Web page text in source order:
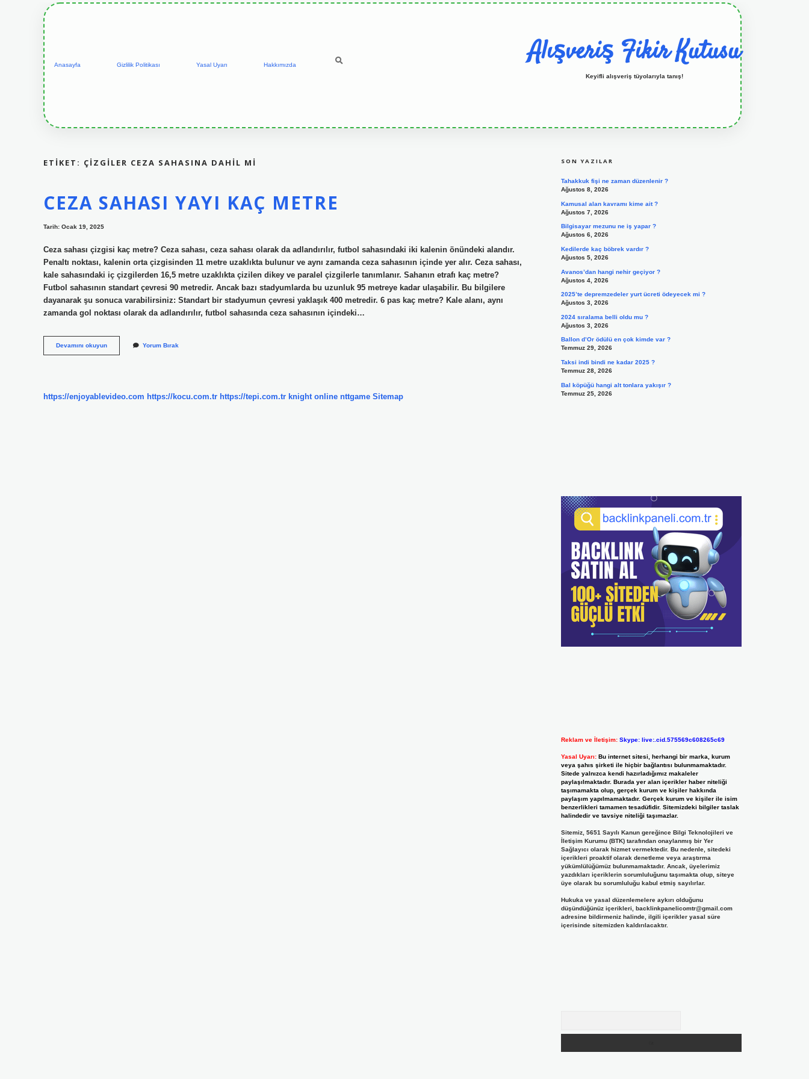
Anasayfa Gizlilik Politikası Yasal Uyarı Hakkımızda Alışveriş Fikir Kutusu
Keyifli alışveriş tüyolarıyla tanış!
ETIKET: ÇIZGILER CEZA SAHASINA DAHIL MI
CEZA SAHASI YAYI KAÇ METRE
Tarih: Ocak 19, 2025
Ceza sahası çizgisi kaç metre? Ceza sahası, ceza sahası olarak da adlandırılır, futbol sahasındaki iki kalenin önündeki alandır.
Penaltı noktası, kalenin orta çizgisinden 11 metre uzaklıkta bulunur ve aynı zamanda ceza sahasının içinde yer alır. Ceza sahası,
kale sahasındaki iç çizgilerden 16,5 metre uzaklıkta çizilen dikey ve paralel çizgilerle tanımlanır. Sahanın etrafı kaç metre?
Futbol sahasının standart çevresi 90 metredir. Ancak bazı stadyumlarda bu uzunluk 95 metreye kadar ulaşabilir. Bu bilgilere
dayanarak şu sonuca varabilirsiniz: Standart bir stadyumun çevresi yaklaşık 400 metredir. 6 pas kaç metre? Kale alanı, aynı
zamanda gol noktası olarak da adlandırılır, futbol sahasında ceza sahasının içindeki…
Devamını okuyunCeza
Sahası
Yorum Bırak
https://enjoyablevideo.com https://kocu.com.tr https://tepi.com.tr knight online nttgame Sitemap
SON YAZILAR
Tahakkuk fişi ne zaman düzenlenir ?
Ağustos 8, 2026
Kamusal alan kavramı kime ait ?
Ağustos 7, 2026
Bilgisayar mezunu ne iş yapar ?
Ağustos 6, 2026
Kedilerde kaç böbrek vardır ?
Ağustos 5, 2026
Avanos’dan hangi nehir geçiyor ?
Ağustos 4, 2026
2025’te depremzedeler yurt ücreti ödeyecek mi ?
Ağustos 3, 2026
2024 sıralama belli oldu mu ?
Ağustos 3, 2026
Ballon d’Or ödülü en çok kimde var ?
Temmuz 29, 2026
Taksi indi bindi ne kadar 2025 ?
Temmuz 28, 2026
Bal köpüğü hangi alt tonlara yakışır ?
Temmuz 25, 2026
Reklam ve İletişim: Skype: live:.cid.575569c608265c69
Yasal Uyarı: Bu internet sitesi, herhangi bir marka, kurum
veya şahıs şirketi ile hiçbir bağlantısı bulunmamaktadır.
Sitede yalnızca kendi hazırladığımız makaleler
paylaşılmaktadır. Burada yer alan içerikler haber niteliği
taşımamakta olup, gerçek kurum ve kişiler hakkında
paylaşım yapılmamaktadır. Gerçek kurum ve kişiler ile isim
benzerlikleri tamamen tesadüfidir. Sitemizdeki bilgiler taslak
halindedir ve tavsiye niteliği taşımazlar.
Sitemiz, 5651 Sayılı Kanun gereğince Bilgi Teknolojileri ve
İletişim Kurumu (BTK) tarafından onaylanmış bir Yer
Sağlayıcı olarak hizmet vermektedir. Bu nedenle, sitedeki
içerikleri proaktif olarak denetleme veya araştırma
yükümlülüğümüz bulunmamaktadır. Ancak, üyelerimiz
yazdıkları içeriklerin sorumluluğunu taşımakta olup, siteye
üye olarak bu sorumluluğu kabul etmiş sayılırlar.
Hukuka ve yasal düzenlemelere aykırı olduğunu
düşündüğünüz içerikleri, backlinkpanelicomtr@gmail.com
adresine bildirmeniz halinde, ilgili içerikler yasal süre
içerisinde sitemizden kaldırılacaktır.